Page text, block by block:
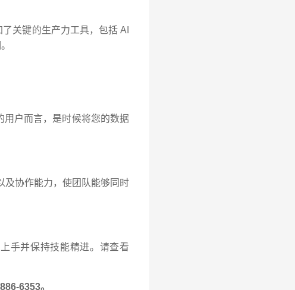
关键的生产力工具，包括 AI
用户而言，是时候将您的数据
及协作能力，使团队能够同时
手并保持技能精进。请查看
6353。